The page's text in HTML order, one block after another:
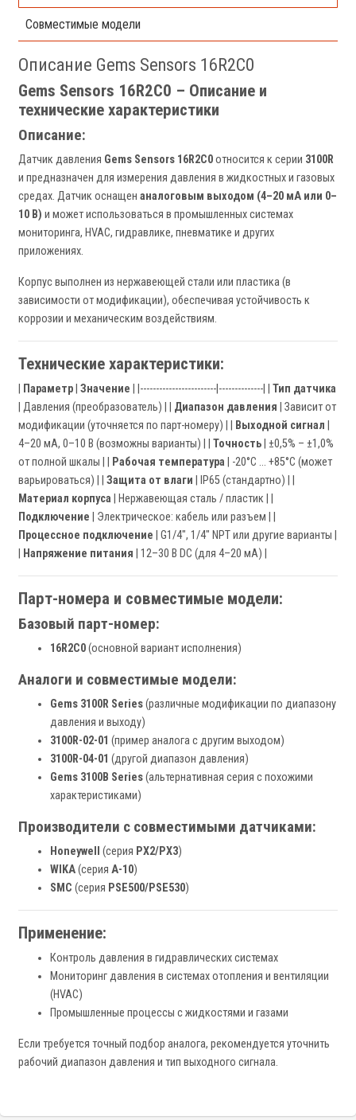
Совместимые модели
Описание Gems Sensors 16R2C0
Gems Sensors 16R2C0 – Описание и
технические характеристики
Описание:
Датчик давления Gems Sensors 16R2C0относится к серии 3100R
и предназначен для измерения давления в жидкостных и газовых
средах. Датчик оснащен аналоговым выходом (4–20 мА или 0–
10 В) и может использоваться в промышленных системах
мониторинга, HVAC, гидравлике, пневматике и других
приложениях.
Корпус выполнен из нержавеющей стали или пластика (в
зависимости от модификации), обеспечивая устойчивость к
коррозии и механическим воздействиям.
Технические характеристики:
Параметр Значение | |------------------------|--------------| | Тип датчика
| Давления (преобразователь) | | Диапазон давления | Зависит от
модификации (уточняется по парт-номеру) | |
Выходной сигнал
4–20 мА, 0–10 В (возможны варианты) | | Точность | ±0,5% – ±1,0%
от полной шкалы | |
Рабочая температура | -20°C … +85°C (может
варьироваться) | | Защита от влаги | IP65 (стандартно) | |
Материал корпуса | Нержавеющая сталь / пластик | |
Подключение | Электрическое: кабель или разъем | |
Процессное подключение | G1/4", 1/4" NPT или другие варианты |
Напряжение питания | 12–30 В DC (для 4–20 мА) |
Парт-номера и совместимые модели:
Базовый парт-номер:
16R2C0(основной вариант исполнения)
Аналоги и совместимые модели:
Gems 3100R Series(различные модификации по диапазону
давления и выходу)
3100R-02-01 (пример аналога с другим выходом)
3100R-04-01 (другой диапазон давления)
Gems 3100B Series(альтернативная серия с похожими
характеристиками)
Производители с совместимыми датчиками:
Honeywell (серия PX2/PX3)
WIKA(серия A-10)
SMC (серия PSE500/PSE530)
Применение:
Контроль давления в гидравлических системах
Мониторинг давления в системах отопления и вентиляции
(HVAC)
Промышленные процессы с жидкостями и газами
Если требуется точный подбор аналога, рекомендуется уточнить
рабочий диапазон давления и тип выходного сигнала.